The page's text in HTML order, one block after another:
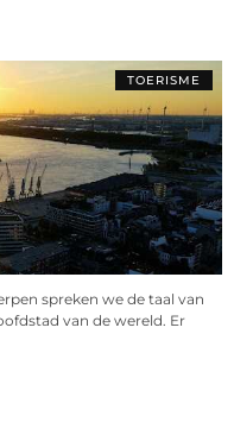
TOERISME
spreken we de taal van
van de wereld. Er